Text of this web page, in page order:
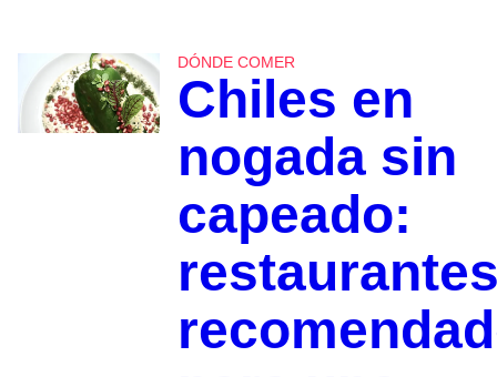
DÓNDE COMER
Chiles en
nogada sin
capeado: